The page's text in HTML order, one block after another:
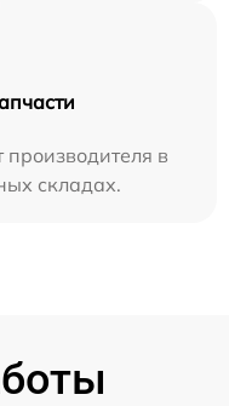
производителя в
складах.